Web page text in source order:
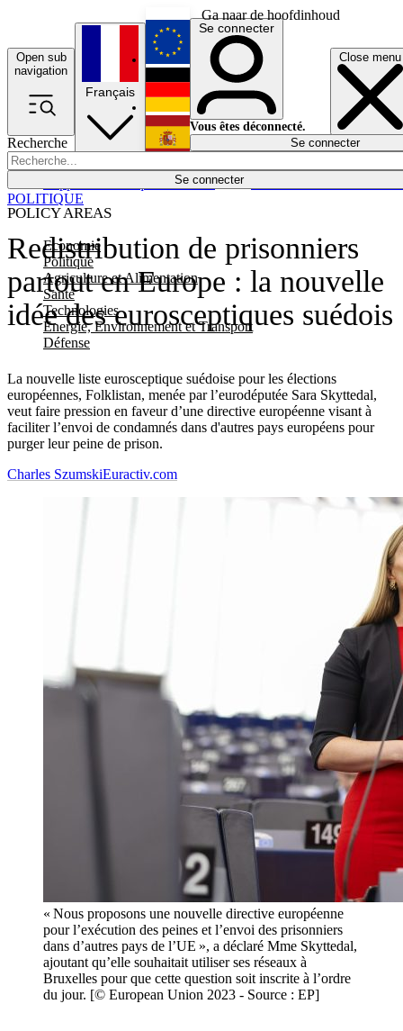
Ga naar de hoofdinhoud
Open sub
navigation
Close menu
Recherche
Se connecter
POLICY AREAS
Economie
Politique
Agriculture et Alimentation
Santé
Technologies
Energie, Environnement et Transport
Défense
Économie
Français
English
Deutsch
Español
Se connecter
Vous êtes déconnecté.
Se connecter
Redistribution de prisonniers
partout en Europe : la nouvelle
idée des eurosceptiques suédois
La nouvelle liste eurosceptique suédoise pour les élections
européennes, Folklistan, menée par l’eurodéputée Sara Skyttedal,
veut faire pression en faveur d’une directive européenne visant à
faciliter l’envoi de condamnés dans d'autres pays européens pour
purger leur peine de prison.
POLITIQUE
Charles SzumskiEuractiv.com
« Nous proposons une nouvelle directive européenne
pour l’exécution des peines et l’envoi des prisonniers
dans d’autres pays de l’UE », a déclaré Mme Skyttedal,
ajoutant qu’elle souhaitait utiliser ses réseaux à
Bruxelles pour que cette question soit inscrite à l’ordre
du jour. [© European Union 2023 - Source : EP]